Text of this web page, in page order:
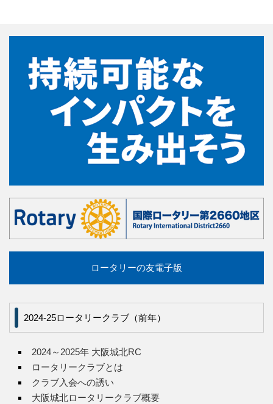
ロータリーの友電子版
2024-25ロータリークラブ（前年）
2024～2025年 大阪城北RC
ロータリークラブとは
クラブ入会への誘い
大阪城北ロータリークラブ概要